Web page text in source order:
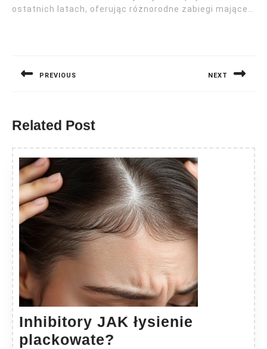
ostatnich latach, oferując różnorodne zabiegi mające…
PREVIOUS NEXT
Related Post
Inhibitory JAK łysienie
plackowate?